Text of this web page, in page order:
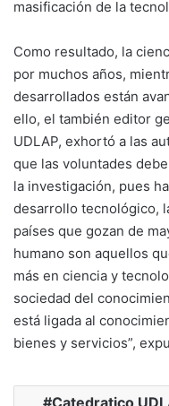
masificación de la
Como resultado, la
por muchos años,
desarrollados están
ello, el también editor
UDLAP, exhortó a las
que las voluntades
la investigación, pues
desarrollo tecnológico,
países que gozan de
humano son aquellos
más en ciencia y
sociedad del
está ligada al
bienes y servicios”,